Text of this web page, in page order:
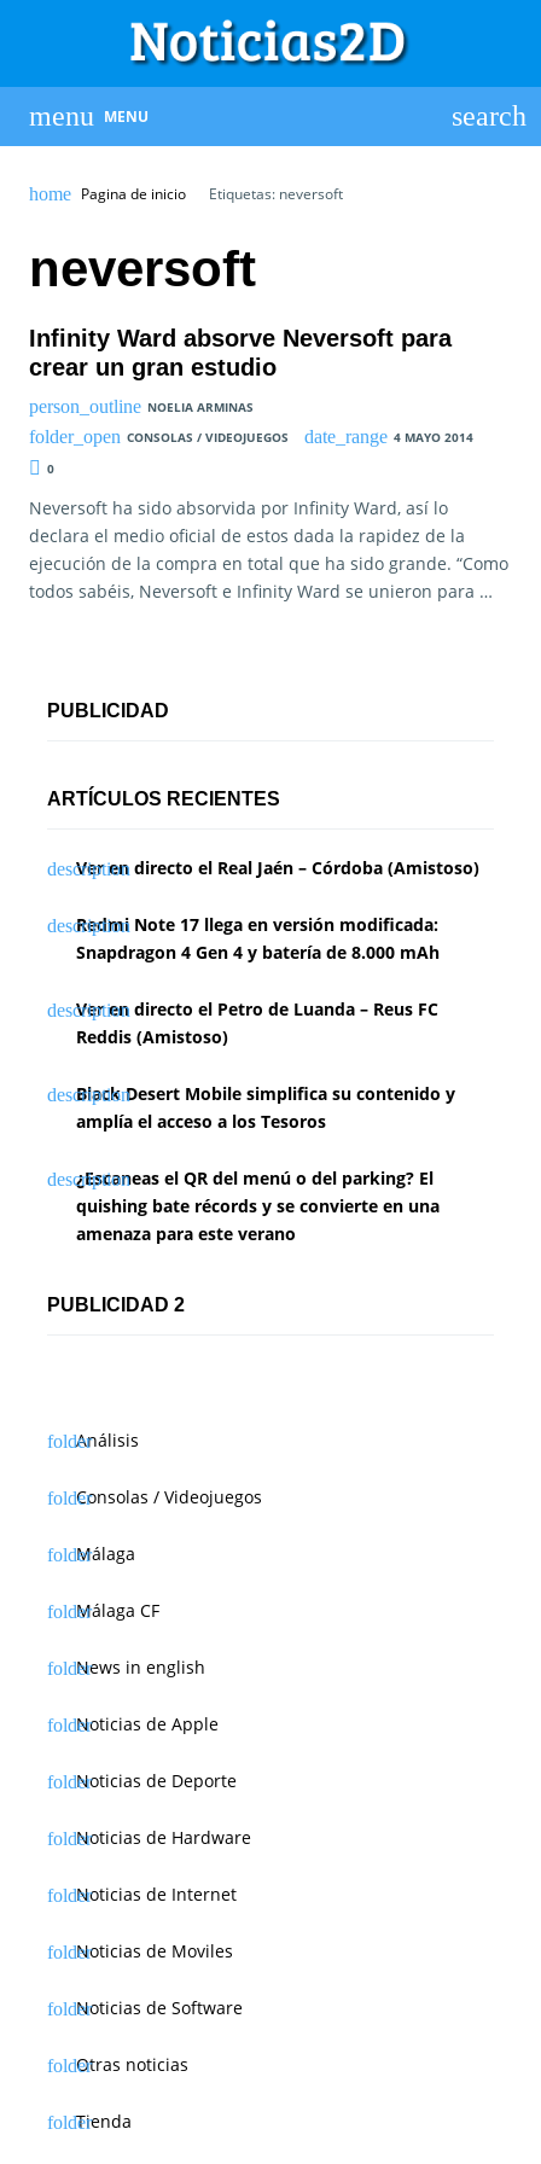
MENU
Pagina de inicio Etiquetas: neversoft
neversoft
Infinity Ward absorve Neversoft para
crear un gran estudio
NOELIA ARMINAS
CONSOLAS / VIDEOJUEGOS
4 MAYO 2014
0
Neversoft ha sido absorvida por Infinity Ward, así lo
declara el medio oficial de estos dada la rapidez de la
ejecución de la compra en total que ha sido grande. “Como
todos sabéis, Neversoft e Infinity Ward se unieron para …
PUBLICIDAD
ARTÍCULOS RECIENTES
Ver en directo el Real Jaén – Córdoba (Amistoso)
Redmi Note 17 llega en versión modificada:
Snapdragon 4 Gen 4 y batería de 8.000 mAh
Ver en directo el Petro de Luanda – Reus FC
Reddis (Amistoso)
Black Desert Mobile simplifica su contenido y
amplía el acceso a los Tesoros
¿Escaneas el QR del menú o del parking? El
quishing bate récords y se convierte en una
amenaza para este verano
PUBLICIDAD 2
Análisis
Consolas / Videojuegos
Málaga
Málaga CF
News in english
Noticias de Apple
Noticias de Deporte
Noticias de Hardware
Noticias de Internet
Noticias de Moviles
Noticias de Software
Otras noticias
Tienda